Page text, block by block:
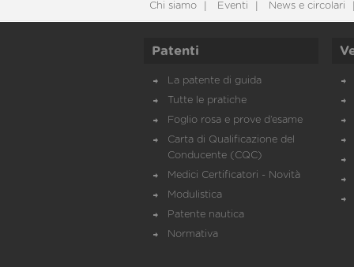
Chi siamo Eventi News e circolari
Patenti
La patente di guida
Tutte le pratiche
Foglio rosa e prove d’esame
Carta di Qualificazione del
Conducente (CQC)
Medici Certificatori - Novità
Modulistica
Patente nautica
Normativa